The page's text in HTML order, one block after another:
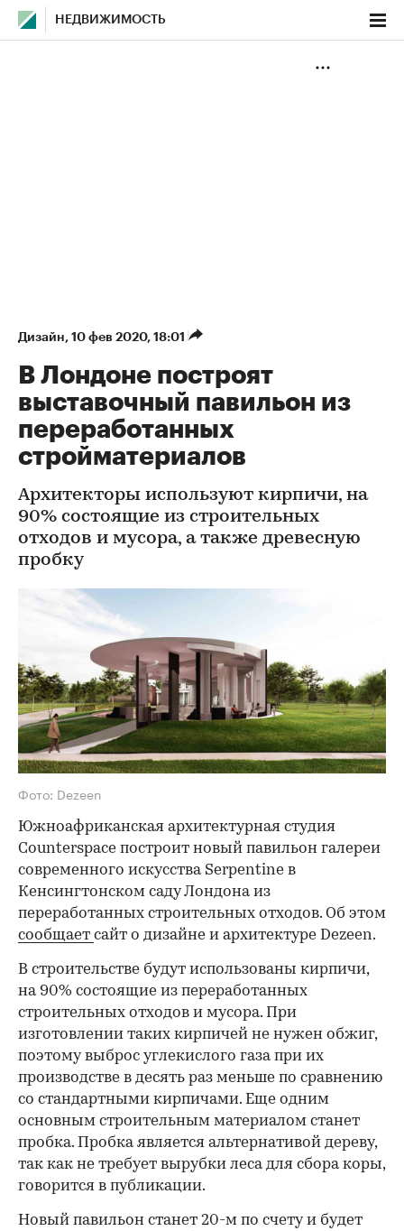
НЕДВИЖИМОСТЬ
Дизайн⁠, 10 фев 2020, 18:01
В Лондоне построят
выставочный павильон из
переработанных
стройматериалов
Архитекторы используют кирпичи, на
90% состоящие из строительных
отходов и мусора, а также древесную
пробку
Фото: Dezeen
Южноафриканская архитектурная студия
Counterspace построит новый павильон галереи
современного искусства Serpentine в
Кенсингтонском саду Лондона из
переработанных строительных отходов. Об этом
сообщает сайт о дизайне и архитектуре Dezeen.
В строительстве будут использованы кирпичи,
на 90% состоящие из переработанных
строительных отходов и мусора. При
изготовлении таких кирпичей не нужен обжиг,
поэтому выброс углекислого газа при их
производстве в десять раз меньше по сравнению
со стандартными кирпичами. Еще одним
основным строительным материалом станет
пробка. Пробка является альтернативой дереву,
так как не требует вырубки леса для сбора коры,
говорится в публикации.
Новый павильон станет 20-м по счету и будет